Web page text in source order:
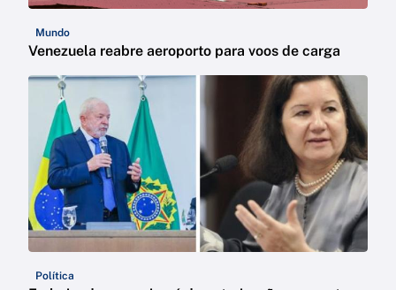
Mundo
Venezuela reabre aeroporto para voos de carga
Política